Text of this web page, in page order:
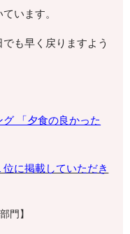
います。
も早く戻りますよう
「夕食の良かった
に掲載していただき
門】